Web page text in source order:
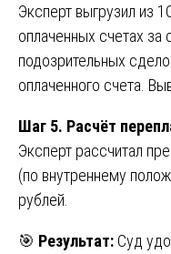
Эксперт выгрузил из
оплаченных счетах
подозрительных
оплаченного счета.
Шаг 5. Расчёт
Эксперт рассчитал
(по внутреннему
рублей.
🎯 Результат: Суд